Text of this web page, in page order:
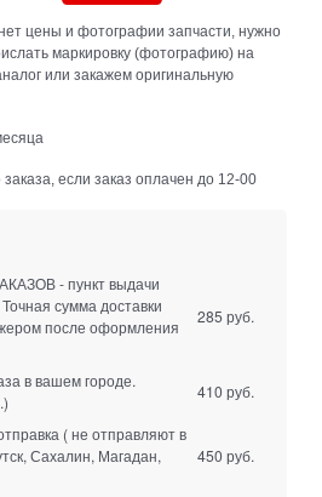
цены и фотографии запчасти, нужно
маркировку (фотографию) на
или закажем оригинальную
заказа, если заказ оплачен до 12-00
- пункт выдачи
сумма доставки
после оформления
285 руб.
в вашем городе.
410 руб.
( не отправляют в
Сахалин, Магадан,
450 руб.